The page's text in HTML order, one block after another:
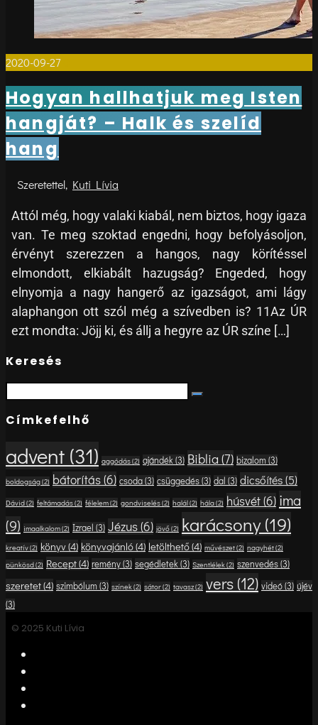
2020-09-27
Hogyan hallhatjuk meg Isten
hangját? – Halk és szelíd
hang
Kuti Lívia
Attól még, hogy valaki kiabál, nem biztos, hogy igaza
van. Te meg szoktad engedni, hogy befolyásoljon,
érvényt szerezzen a hangos, nagy körítéssel
elmondott, elkiabált hazugság? Engeded, hogy
elnyomja a nagy hangerő az igazságot, ami lágy
alaphangon ott szól még a szívedben is? 11Az ÚR
ezt mondta: Jöjj ki, és állj a hegyre az ÚR színe […]
Keresés
Search
Címkefelhő
advent (31) aggódás(2) ajándék (3) Biblia (7) bizalom(3)
boldogság(2) bátorítás(6) csoda(3) csüggedés(3) dal (3) dicsőítés(5)
Dávid(2) feltámadás(2) félelem(2) gondviselés(2) halál(2) hála(2) húsvét(6) ima
(9) imaalkalom(2) Izrael (3) Jézus(6) jövő(2) karácsony(19)
kreatív(2) könyv(4) könyvajánló(4) letölthető(4) művészet(2) nagyhét(2)
pünkösd(2) Recept(4) remény(3) segédletek (3) Szentlélek(2) szenvedés(3)
szeretet(4) szimbólum(3) színek(2) sátor(2) tavasz(2) vers (12) videó(3) újév
(3)
© 2025 Kuti Lívia